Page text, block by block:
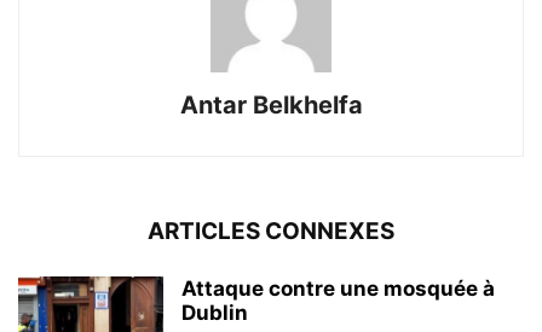
Antar Belkhelfa
ARTICLES CONNEXES
Attaque contre une mosquée à
Dublin